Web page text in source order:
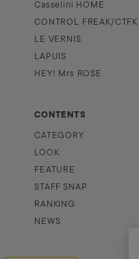
Casselini HOME
CONTROL FREAK/CTFK
LE VERNIS
LAPUIS
HEY! Mrs ROSE
CONTENTS
CATEGORY
LOOK
FEATURE
STAFF SNAP
RANKING
NEWS